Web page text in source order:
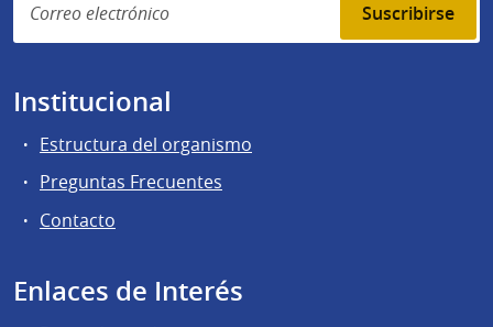
Suscribirse
Institucional
Estructura del organismo
Preguntas Frecuentes
Contacto
Enlaces de Interés